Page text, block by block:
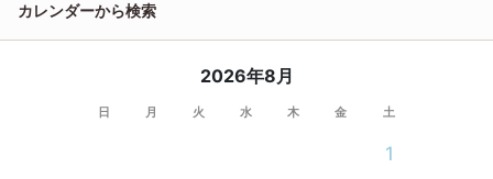
カレンダーから検索
2026年8月
日 月 火 水 木 金 土
1